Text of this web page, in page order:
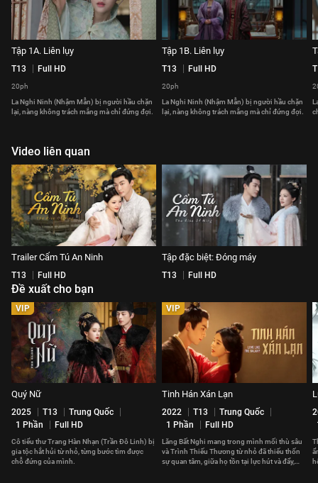
Tập 1A. Liên lụy
T13 Full HD
20ph
La Nghi Ninh (Nhậm Mẫn) bị người hầu chặn
lại, nàng không trách mắng mà chỉ đứng đợi.
Tập 1B. Liên lụy
T13 Full HD
20ph
La Nghi Ninh (Nhậm Mẫn) bị người hầu chặn
lại, nàng không trách mắng mà chỉ đứng đợi.
Video liên quan
Trailer Cẩm Tú An Ninh
T13 Full HD
Tập đặc biệt: Đóng máy
T13 Full HD
Đề xuất cho bạn
VIP
Quý Nữ
2025 T13
Trung Quốc
1 Phần
Full HD
Cô tiểu thư Trang Hàn Nhạn (Trần Đô Linh) bị
gia tộc hắt hủi từ nhỏ, từng bước tìm được
chỗ đứng của mình.
VIP
Tinh Hán Xán Lạn
2022 T13
Trung Quốc
1 Phần
Full HD
Lăng Bất Nghi mang trong mình mối thù sâu
và Trình Thiếu Thương từ nhỏ đã thiếu thốn
sự quan tâm, giữa họ tồn tại lực hút và đẩy,